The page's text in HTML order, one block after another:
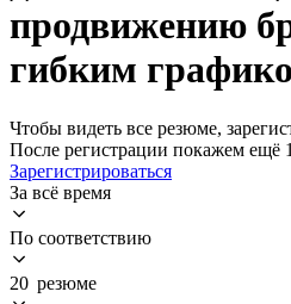
продвижению
гибким
Чтобы видеть все резюме,
После регистрации покажем ещё
Зарегистрироваться
За всё время
По соответствию
20 резюме